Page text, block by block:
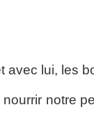
avec lui, les
notre